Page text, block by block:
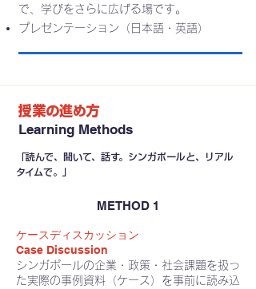
で、学びをさらに広げる場です。
プレゼンテーション（日本語・英語）
授業の進め方
Learning Methods
「読んで、聞いて、話す。シンガポールと、リアル
タイムで。」
METHOD 1
ケースディスカッション
Case Discussion
シンガポールの企業・政策・社会課題を扱っ
た実際の事例資料（ケース）を事前に読み込